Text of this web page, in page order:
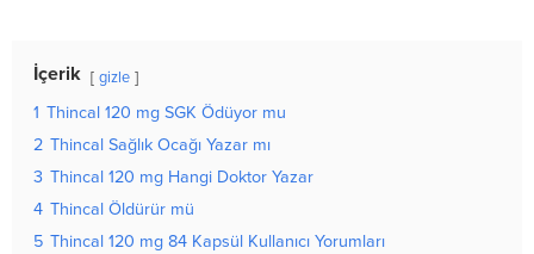
İçerik gizle
1 Thincal 120 mg SGK Ödüyor mu
2 Thincal Sağlık Ocağı Yazar mı
3 Thincal 120 mg Hangi Doktor Yazar
4 Thincal Öldürür mü
5 Thincal 120 mg 84 Kapsül Kullanıcı Yorumları